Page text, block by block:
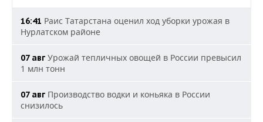
16:41 Раис Татарстана оценил ход уборки урожая в
Нурлатском районе
07 авг Урожай тепличных овощей в России превысил
1 млн тонн
07 авг Производство водки и коньяка в России
снизилось